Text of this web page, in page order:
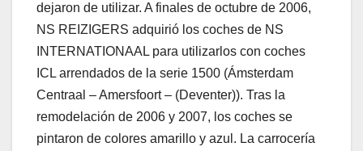
dejaron de utilizar. A finales de octubre de 2006,
NS REIZIGERS adquirió los coches de NS
INTERNATIONAAL para utilizarlos con coches
ICL arrendados de la serie 1500 (Ámsterdam
Centraal – Amersfoort – (Deventer)). Tras la
remodelación de 2006 y 2007, los coches se
pintaron de colores amarillo y azul. La carrocería